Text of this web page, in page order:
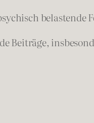
belastende
Beiträge,